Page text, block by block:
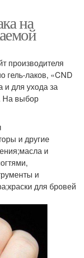
на
производителя
гель-лаков, «CND
для ухода за
На выбор
и другие
и
и
для бровей